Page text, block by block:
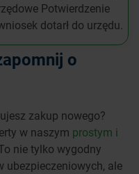
Potwierdzenie
dotarł do urzędu.
o
zakup nowego?
w naszym prostym i
nie tylko wygodny
ubezpieczeniowych, ale